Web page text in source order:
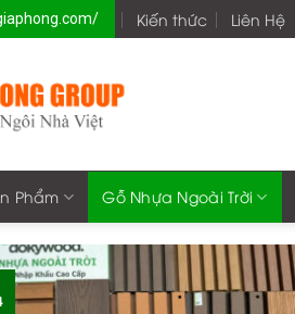
Kiến thức Liên Hệ
Phẩm Gỗ Nhựa Ngoài Trời